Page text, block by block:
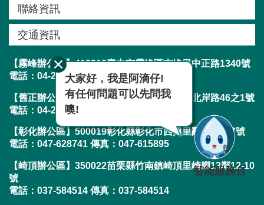
態
圖
資
網
站
導
覽
回
首
頁
聯絡資訊
交通資訊
【霧峰辦公區】413210臺中市霧峰區吉峰里中正路1340號
電話：04-23304788 傳真：04-23300282
【舊正辦公區】413001臺中市霧峰區舊正里北岸路46之1號
電話：04-23304788 傳真：04-23303019
【彰化辦公區】500019彰化縣彰化市西興里辭修路217號
電話：047-628741 傳真：047-615895
【崎頂辦公區】350022苗栗縣竹南鎮崎頂里崎腳13鄰12-10
號
電話：037-584514 傳真：037-584514
大家好，我是阿滴仔!
有任何問題可以先問我
噢!
智能服務台